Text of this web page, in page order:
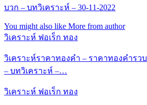
บวก – บทวิเคราะห์ – 30-11-2022
You might also like More from author
วิเคราะห์ ฟอเร็ก ทอง
วิเคราะห์ราคาทองคำ – ราคาทองคำรว
– บทวิเคราะห์ –…
วิเคราะห์ ฟอเร็ก ทอง